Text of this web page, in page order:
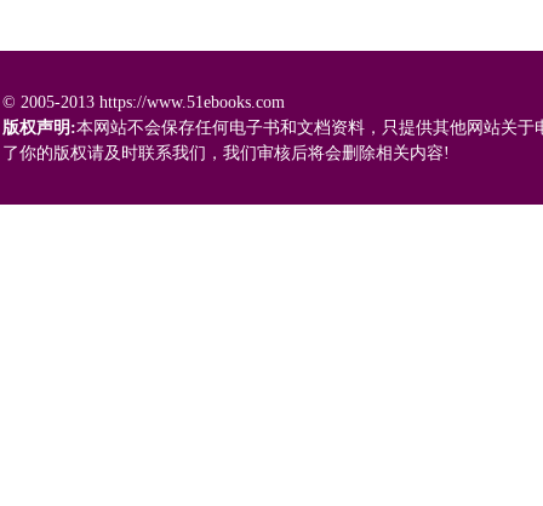
© 2005-2013 https://www.51ebooks.com
版权声明:本网站不会保存任何电子书和文档资料，只提供其他网站关
了你的版权请及时联系我们，我们审核后将会删除相关内容!